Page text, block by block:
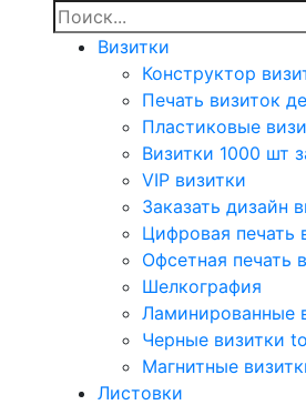
Визитки
Конструктор
Печать визиток
Пластиковые
Визитки 1000 шт
VIP визитки
Заказать дизайн
Цифровая печать
Офсетная печать
Шелкография
Ламинированные
Черные визитки
Магнитные
Листовки